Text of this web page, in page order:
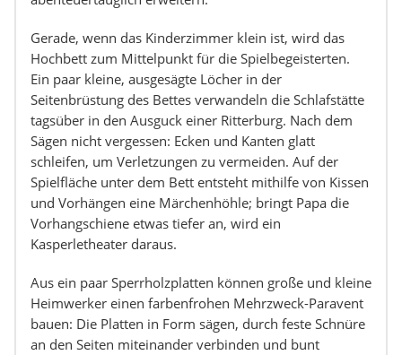
Gerade, wenn das Kinderzimmer klein ist, wird das
Hochbett zum Mittelpunkt für die Spielbegeisterten.
Ein paar kleine, ausgesägte Löcher in der
Seitenbrüstung des Bettes verwandeln die Schlafstätte
tagsüber in den Ausguck einer Ritterburg. Nach dem
Sägen nicht vergessen: Ecken und Kanten glatt
schleifen, um Verletzungen zu vermeiden. Auf der
Spielfläche unter dem Bett entsteht mithilfe von Kissen
und Vorhängen eine Märchenhöhle; bringt Papa die
Vorhangschiene etwas tiefer an, wird ein
Kasperletheater daraus.
Aus ein paar Sperrholzplatten können große und kleine
Heimwerker einen farbenfrohen Mehrzweck-Paravent
bauen: Die Platten in Form sägen, durch feste Schnüre
an den Seiten miteinander verbinden und bunt